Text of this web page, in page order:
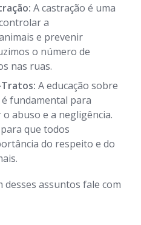
A castração é uma
a
e prevenir
o número de
nas ruas.
A educação sobre
fundamental para
abuso e a negligência.
que todos
do respeito e do
assuntos fale com